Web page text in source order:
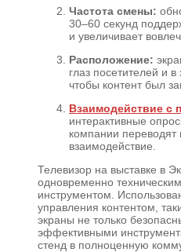
Частота смены:
30–60 секунд
и увеличивает
Расположение:
глаз посетителей и
чтобы контент был
Взаимодействие с
интерактивные
компании
взаимодействие.
Телевизор на выставке в
одновременно
инструментом.
управления контентом,
экраны не только
эффективными
стенд в полноценную